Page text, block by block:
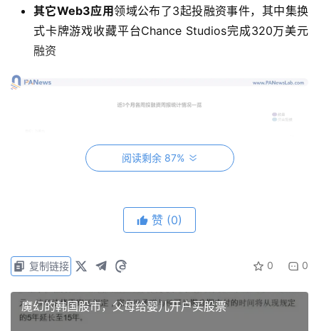
其它Web3应用领域公布了3起投融资事件，其中集换
式卡牌游戏收藏平台Chance Studios完成320万美元
融资
阅读剩余 87%
赞 (0)
0 0
复制链接
魔幻的韩国股市，父母给婴儿开户买股票